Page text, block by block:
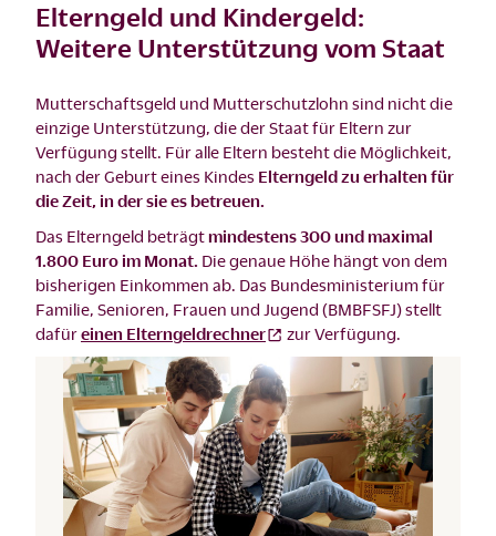
Elterngeld und Kindergeld:
Weitere Unterstützung vom Staat
Mutterschaftsgeld und Mutterschutzlohn sind nicht die
einzige Unterstützung, die der Staat für Eltern zur
Verfügung stellt. Für alle Eltern besteht die Möglichkeit,
nach der Geburt eines Kindes Elterngeld zu erhalten für
die Zeit, in der sie es betreuen.
Das Elterngeld beträgtmindestens 300 und maximal
1.800 Euro im Monat. Die genaue Höhe hängt von dem
bisherigen Einkommen ab. Das Bundesministerium für
Familie, Senioren, Frauen und Jugend (BMBFSFJ) stellt
dafüreinen Elterngeldrechner zur Verfügung.